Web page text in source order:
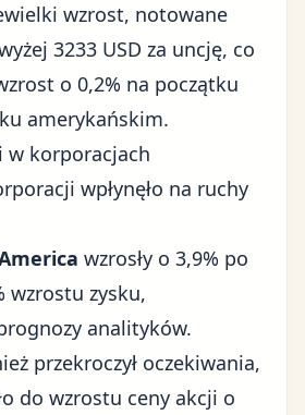
wzrost, notowane
3233 USD za uncję, co
o 0,2% na początku
amerykańskim.
w korporacjach
wpłynęło na ruchy
wzrosły o 3,9% po
wzrostu zysku,
analityków.
przekroczył oczekiwania,
do wzrostu ceny akcji o